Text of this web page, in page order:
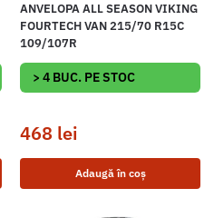
ANVELOPA ALL SEASON VIKING
FOURTECH VAN 215/70 R15C
109/107R
> 4 BUC. PE STOC
468 lei
Adaugă în coș